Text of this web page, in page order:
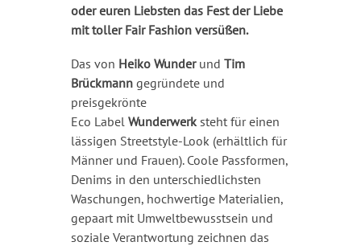
oder euren Liebsten das Fest der Liebe
mit toller Fair Fashion versüßen.
Das von Heiko Wunder und Tim
Brückmanngegründete und
preisgekrönte
Eco Label Wunderwerksteht für einen
lässigen Streetstyle-Look (erhältlich für
Männer und Frauen). Coole Passformen,
Denims in den unterschiedlichsten
Waschungen, hochwertige Materialien,
gepaart mit Umweltbewusstsein und
soziale Verantwortung zeichnen das